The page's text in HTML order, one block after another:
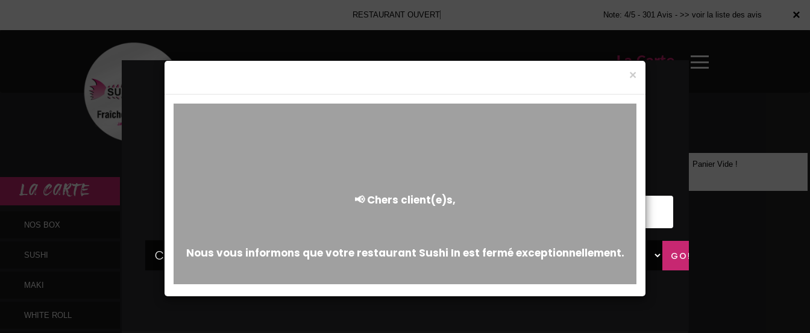
×
RESTAURANT OUVER Note: 4/5 - 301 Avis - >> voir la liste des avis
La Carte
×
LA CARTE
NOS BOX
SUSHI
MAKI
WHITE ROLL
Panier Vide !
×